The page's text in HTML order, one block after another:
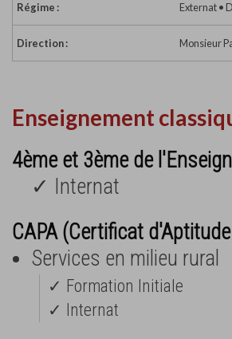
Régime : Externat •
Direction : Monsieur
Enseignement
4ème et 3ème de
✓ Internat
CAPA (Certificat
Services en milieu rural
✓ Formation Initiale
✓ Internat